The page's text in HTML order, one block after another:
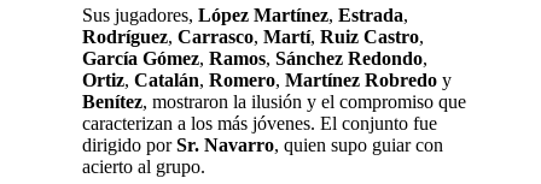
Sus jugadores, López Martínez, Estrada,
Rodríguez, Carrasco, Martí, Ruiz Castro,
García Gómez, Ramos, Sánchez Redondo,
Ortiz, Catalán, Romero, Martínez Robredo y
Benítez, mostraron la ilusión y el compromiso que
caracterizan a los más jóvenes. El conjunto fue
dirigido porSr. Navarro, quien supo guiar con
acierto al grupo.